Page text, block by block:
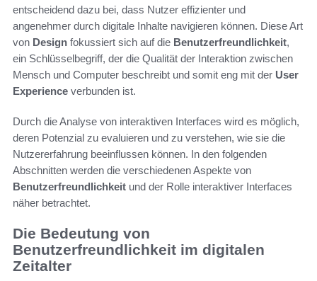
entscheidend dazu bei, dass Nutzer effizienter und
angenehmer durch digitale Inhalte navigieren können. Diese Art
von Design fokussiert sich auf die Benutzerfreundlichkeit,
ein Schlüsselbegriff, der die Qualität der Interaktion zwischen
Mensch und Computer beschreibt und somit eng mit der User
Experience verbunden ist.
Durch die Analyse von interaktiven Interfaces wird es möglich,
deren Potenzial zu evaluieren und zu verstehen, wie sie die
Nutzererfahrung beeinflussen können. In den folgenden
Abschnitten werden die verschiedenen Aspekte von
Benutzerfreundlichkeit und der Rolle interaktiver Interfaces
näher betrachtet.
Die Bedeutung von
Benutzerfreundlichkeit im digitalen
Zeitalter